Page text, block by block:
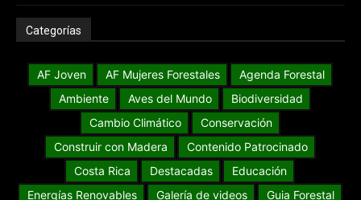
Categorías
AF Joven AF Mujeres Forestales
Agenda Forestal
Ambiente
Aves del Mundo
Biodiversidad
Cambio Climático
Conservación
Construir con Madera
Contenido Patrocinado
Costa Rica
Destacadas
Educación
Energías Renovables
Galería de videos
Guia Forestal